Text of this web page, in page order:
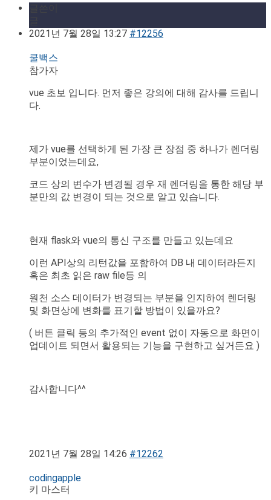
2021년 7월 28일 13:27 #12256
쿨백스
참가자
vue 초보 입니다. 먼저 좋은 강의에 대해 감사를 드립니
다.
제가 vue를 선택하게 된 가장 큰 장점 중 하나가 렌더링
부분이었는데요,
코드 상의 변수가 변경될 경우 재 렌더링을 통한 해당 부
분만의 값 변경이 되는 것으로 알고 있습니다.
현재 flask와 vue의 통신 구조를 만들고 있는데요
이런 API상의 리턴값을 포함하여 DB 내 데이터라든지
혹은 최초 읽은 raw file등 의
원천 소스 데이터가 변경되는 부분을 인지하여 렌더링
및 화면상에 변화를 표기할 방법이 있을까요?
( 버튼 클릭 등의 추가적인 event 없이 자동으로 화면이
업데이트 되면서 활용되는 기능을 구현하고 싶거든요 )
감사합니다^^
2021년 7월 28일 14:26 #12262
codingapple
키 마스터